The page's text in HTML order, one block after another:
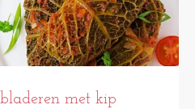
met kip